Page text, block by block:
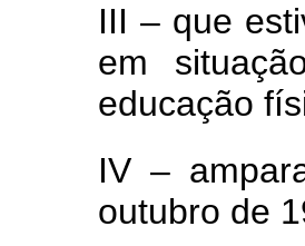
III – que
em
educação
IV –
outubro de